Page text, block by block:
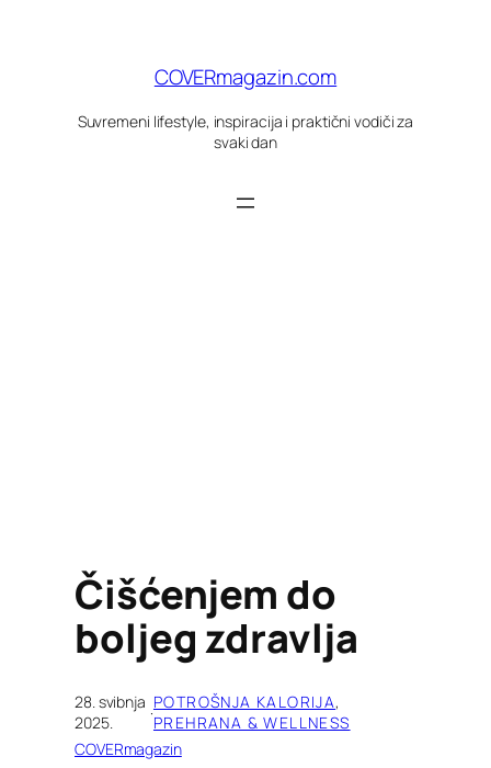
COVERmagazin.com
Suvremeni lifestyle, inspiracija i praktični vodiči za
svaki dan
Čišćenjem do
boljeg zdravlja
28. svibnja
2025.
·POTROŠNJA KALORIJA
PREHRANA & WELLNESS
COVERmagazin